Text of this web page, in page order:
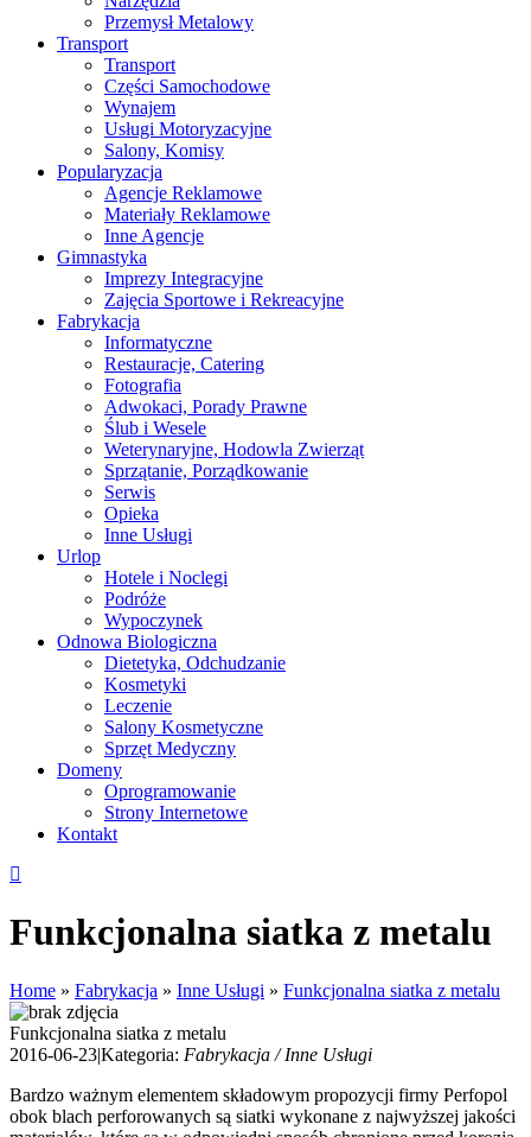
Przemysł Metalowy
Transport
Transport
Części Samochodowe
Wynajem
Usługi Motoryzacyjne
Salony, Komisy
Popularyzacja
Agencje Reklamowe
Materiały Reklamowe
Inne Agencje
Gimnastyka
Imprezy Integracyjne
Zajęcia Sportowe i Rekreacyjne
Fabrykacja
Informatyczne
Restauracje, Catering
Fotografia
Adwokaci, Porady Prawne
Ślub i Wesele
Weterynaryjne, Hodowla Zwierząt
Sprzątanie, Porządkowanie
Serwis
Opieka
Inne Usługi
Urlop
Hotele i Noclegi
Podróże
Wypoczynek
Odnowa Biologiczna
Dietetyka, Odchudzanie
Kosmetyki
Leczenie
Salony Kosmetyczne
Sprzęt Medyczny
Domeny
Oprogramowanie
Strony Internetowe
Kontakt
Funkcjonalna siatka z metalu
Home » Fabrykacja » Inne Usługi » Funkcjonalna siatka z metalu
Funkcjonalna siatka z metalu
2016-06-23|Kategoria: Fabrykacja / Inne Usługi
Bardzo ważnym elementem składowym propozycji firmy Perfopol
obok blach perforowanych są siatki wykonane z najwyższej jakości